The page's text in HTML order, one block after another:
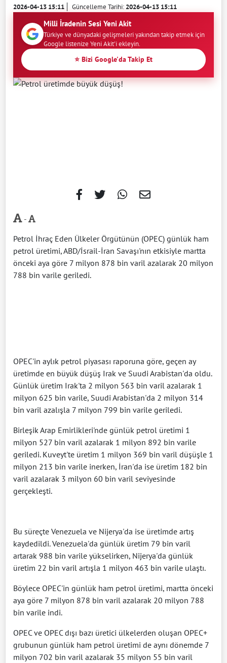
2026-04-13 15:11 Güncelleme Tarihi:2026-04-13 15:11
Milli İradenin Sesi Yeni Akit
Türkiye ve dünyadaki gelişmeleri yakından takip etmek için
Google listenize Yeni Akit'i ekleyin.
⭐ Bizi Google'da Takip Et
-
Petrol İhraç Eden Ülkeler Örgütünün (OPEC) günlük ham
petrol üretimi, ABD/İsrail-İran Savaşı'nın etkisiyle martta
önceki aya göre 7 milyon 878 bin varil azalarak 20 milyon
788 bin varile geriledi.
OPEC'in aylık petrol piyasası raporuna göre, geçen ay
üretimde en büyük düşüş Irak ve Suudi Arabistan'da oldu.
Günlük üretim Irak'ta 2 milyon 563 bin varil azalarak 1
milyon 625 bin varile, Suudi Arabistan'da 2 milyon 314
bin varil azalışla 7 milyon 799 bin varile geriledi.
Birleşik Arap Emirlikleri'nde günlük petrol üretimi 1
milyon 527 bin varil azalarak 1 milyon 892 bin varile
geriledi. Kuveyt'te üretim 1 milyon 369 bin varil düşüşle 1
milyon 213 bin varile inerken, İran'da ise üretim 182 bin
varil azalarak 3 milyon 60 bin varil seviyesinde
gerçekleşti.
Bu süreçte Venezuela ve Nijerya'da ise üretimde artış
kaydedildi. Venezuela'da günlük üretim 79 bin varil
artarak 988 bin varile yükselirken, Nijerya'da günlük
üretim 22 bin varil artışla 1 milyon 463 bin varile ulaştı.
Böylece OPEC'in günlük ham petrol üretimi, martta önceki
aya göre 7 milyon 878 bin varil azalarak 20 milyon 788
bin varile indi.
OPEC ve OPEC dışı bazı üretici ülkelerden oluşan OPEC+
grubunun günlük ham petrol üretimi de aynı dönemde 7
milyon 702 bin varil azalarak 35 milyon 55 bin varil